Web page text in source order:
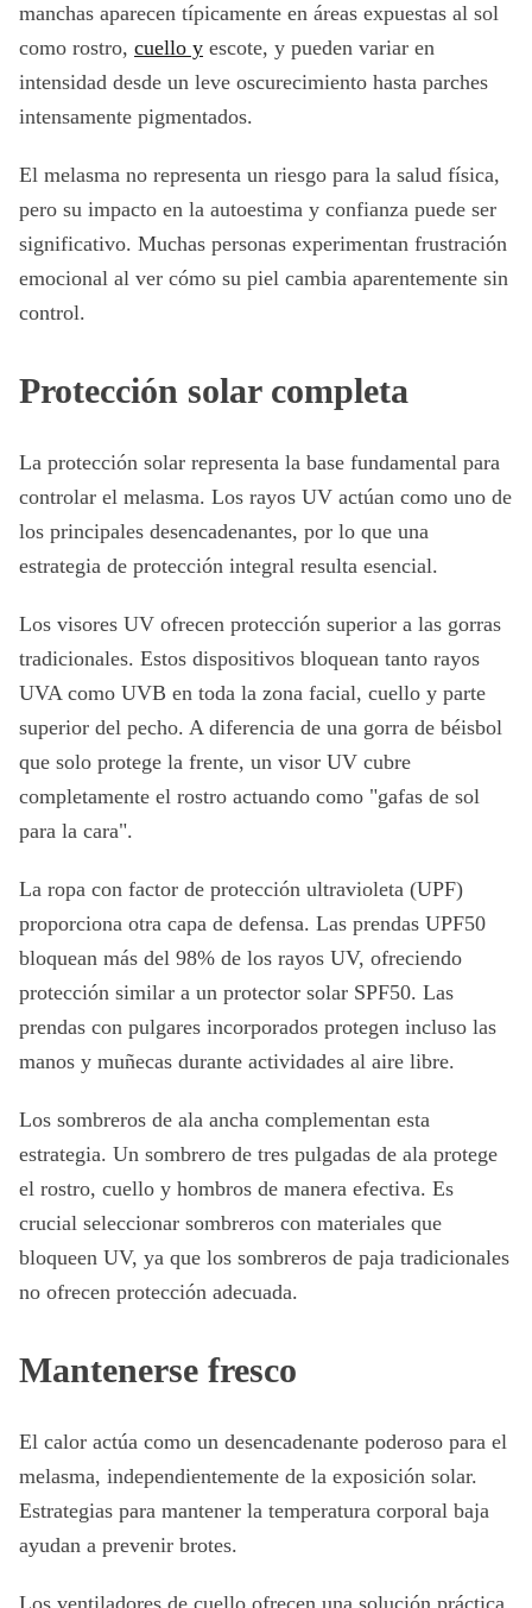
manchas aparecen típicamente en áreas expuestas al sol
como rostro, cuello y escote, y pueden variar en
intensidad desde un leve oscurecimiento hasta parches
intensamente pigmentados.
El melasma no representa un riesgo para la salud física,
pero su impacto en la autoestima y confianza puede ser
significativo. Muchas personas experimentan frustración
emocional al ver cómo su piel cambia aparentemente sin
control.
Protección solar completa
La protección solar representa la base fundamental para
controlar el melasma. Los rayos UV actúan como uno de
los principales desencadenantes, por lo que una
estrategia de protección integral resulta esencial.
Los visores UV ofrecen protección superior a las gorras
tradicionales. Estos dispositivos bloquean tanto rayos
UVA como UVB en toda la zona facial, cuello y parte
superior del pecho. A diferencia de una gorra de béisbol
que solo protege la frente, un visor UV cubre
completamente el rostro actuando como "gafas de sol
para la cara".
La ropa con factor de protección ultravioleta (UPF)
proporciona otra capa de defensa. Las prendas UPF50
bloquean más del 98% de los rayos UV, ofreciendo
protección similar a un protector solar SPF50. Las
prendas con pulgares incorporados protegen incluso las
manos y muñecas durante actividades al aire libre.
Los sombreros de ala ancha complementan esta
estrategia. Un sombrero de tres pulgadas de ala protege
el rostro, cuello y hombros de manera efectiva. Es
crucial seleccionar sombreros con materiales que
bloqueen UV, ya que los sombreros de paja tradicionales
no ofrecen protección adecuada.
Mantenerse fresco
El calor actúa como un desencadenante poderoso para el
melasma, independientemente de la exposición solar.
Estrategias para mantener la temperatura corporal baja
ayudan a prevenir brotes.
Los ventiladores de cuello ofrecen una solución práctica